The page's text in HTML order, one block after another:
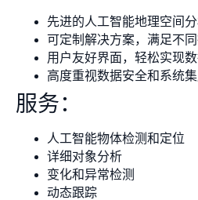
先进的人工智能地理空间
可定制解决方案，满足不
用户友好界面，轻松实现
高度重视数据安全和系统
服务：
人工智能物体检测和定位
详细对象分析
变化和异常检测
动态跟踪